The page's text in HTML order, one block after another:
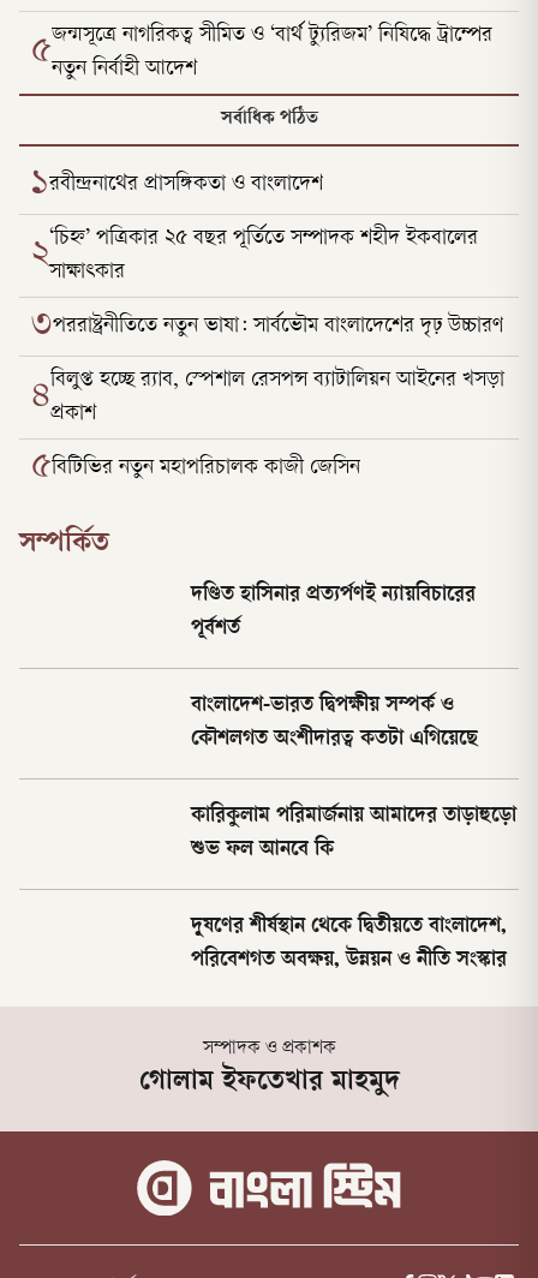
৫জন্মসূত্রে নাগরিকত্ব সীমিত ও ‘বার্থ ট্যুরিজম’ নিষিদ্ধে ট্রাম্পের
নতুন নির্বাহী আদেশ
সর্বাধিক পঠিত
১রবীন্দ্রনাথের প্রাসঙ্গিকতা ও বাংলাদেশ
২‘চিহ্ন’ পত্রিকার ২৫ বছর পূর্তিতে সম্পাদক শহীদ ইকবালের
সাক্ষাৎকার
৩পররাষ্ট্রনীতিতে নতুন ভাষা: সার্বভৌম বাংলাদেশের দৃঢ় উচ্চারণ
৪বিলুপ্ত হচ্ছে র‍্যাব, স্পেশাল রেসপন্স ব্যাটালিয়ন আইনের খসড়া
প্রকাশ
৫বিটিভির নতুন মহাপরিচালক কাজী জেসিন
সম্পর্কিত
দণ্ডিত হাসিনার প্রত্যর্পণই ন্যায়বিচারের
পূর্বশর্ত
বাংলাদেশ-ভারত দ্বিপক্ষীয় সম্পর্ক ও
কৌশলগত অংশীদারত্ব কতটা এগিয়েছে
কারিকুলাম পরিমার্জনায় আমাদের তাড়াহুড়ো
শুভ ফল আনবে কি
দূষণের শীর্ষস্থান থেকে দ্বিতীয়তে বাংলাদেশ,
পরিবেশগত অবক্ষয়, উন্নয়ন ও নীতি সংস্কার
সম্পাদক ও প্রকাশক
গোলাম ইফতেখার মাহমুদ